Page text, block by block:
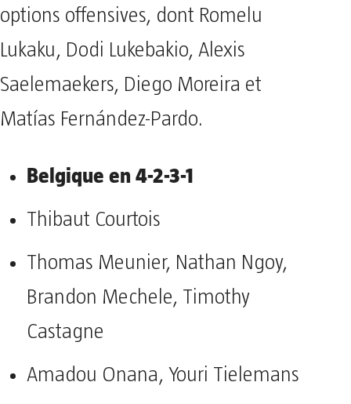
options offensives, dont Romelu
Lukaku, Dodi Lukebakio, Alexis
Saelemaekers, Diego Moreira et
Matías Fernández-Pardo.
Belgique en 4-2-3-1
Thibaut Courtois
Thomas Meunier, Nathan Ngoy,
Brandon Mechele, Timothy
Castagne
Amadou Onana, Youri Tielemans